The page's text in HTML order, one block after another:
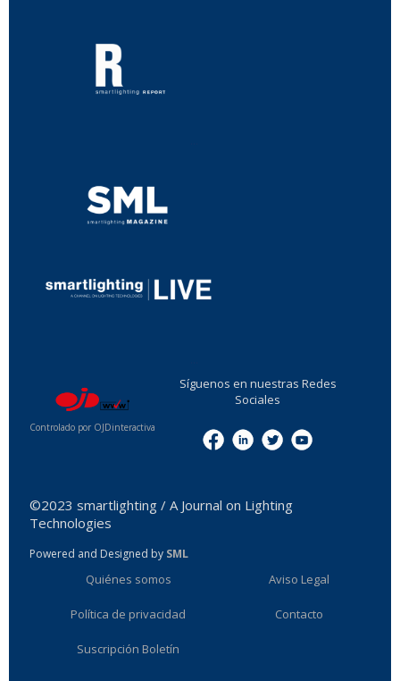
Controlado por OJDinteractiva
Síguenos en nuestras Redes
Sociales
©2023 smartlighting / A Journal on Lighting
Technologies
Powered and Designed by SML
Quiénes somos Aviso Legal
Política de privacidad Contacto
Suscripción Boletín